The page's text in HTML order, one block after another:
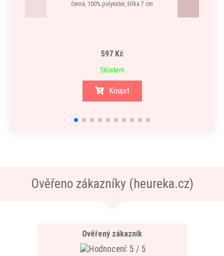
černá, 100% polyester, šířka 7 cm
597 Kč
Skladem
Koupit
Ověřeno zákazníky (heureka.cz)
Ověřený zákazník